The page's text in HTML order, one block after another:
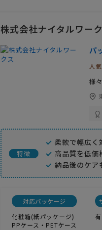
株式会社ナイタルワー
パ
人気
様
特徴
柔軟で幅広く
高品質を低価
納品後のケア
対応パッケージ
化粧箱(紙パッケージ)
PPケース・PETケース